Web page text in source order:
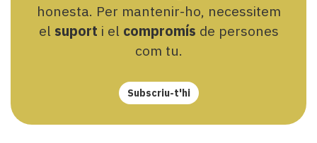
honesta. Per mantenir-ho, necessitem
el suport i el compromís de persones
com tu.
Subscriu-t'hi